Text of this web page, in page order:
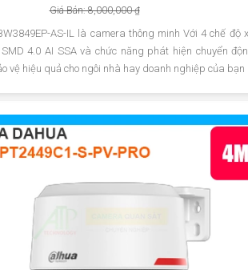
Giá Bán: 8,000,000 ₫
AS-IL là camera thông minh Với 4 chế độ
4.0 AI SSA và chức năng phát hiện chuyển
vệ hiệu quả cho ngôi nhà hay doanh nghiệp của bạn